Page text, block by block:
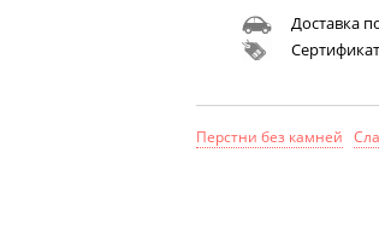
Доставка
Перстни без камней